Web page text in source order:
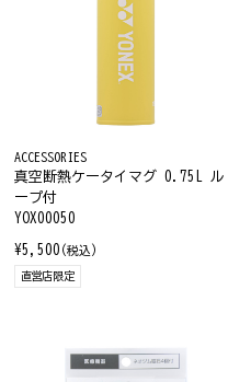
ACCESSORIES
真空断熱ケータイマグ 0.75L ル
ープ付
YOX00050
¥5,500 (税込)
直営店限定